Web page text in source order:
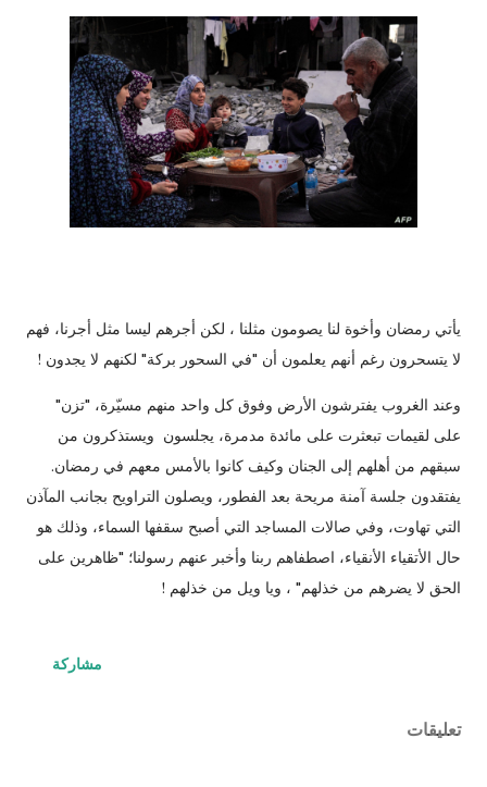
يأتي رمضان وأخوة لنا يصومون مثلنا ، لكن أجرهم ليسا مثل أجرنا، فهم
لا يتسحرون رغم أنهم يعلمون أن "في السحور بركة" لكنهم لا يجدون !
وعند الغروب يفترشون الأرض وفوق كل واحد منهم مسيّرة، "تزن"
على لقيمات تبعثرت على مائدة مدمرة، يجلسون ويستذكرون من
سبقهم من أهلهم إلى الجنان وكيف كانوا بالأمس معهم في رمضان.
يفتقدون جلسة آمنة مريحة بعد ‏الفطور، ويصلون التراويح بجانب المآذن
التي تهاوت، وفي صالات المساجد التي أصبح سقفها السماء، وذلك هو
حال الأتقياء الأنقياء، اصطفاهم ربنا وأخبر عنهم رسولنا؛ "ظاهرين على
الحق لا يضرهم من خذلهم" ، ويا ويل من خذلهم !
مشاركة
تعليقات